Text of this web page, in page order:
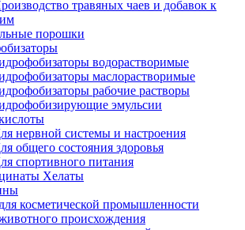
травяных чаев и добавок к
порошки
водорастворимые
маслорастворимые
рабочие растворы
эмульсии
нервной системы и настроения
общего состояния здоровья
спортивного питания
Хелаты
косметической промышленности
происхождения